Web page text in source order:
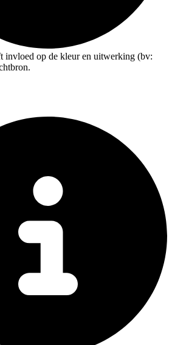
invloed op de kleur en uitwerking (bv: